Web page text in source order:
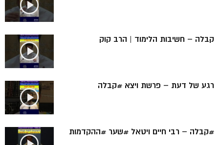
קבלה – חשיבות הלימוד | הרב קוק
רגע של דעת – פרשת ויצא #קבלה
#קבלה – רבי חיים ויטאל #שער #ההקדמות